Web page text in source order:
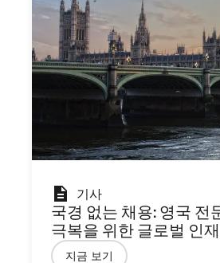
기사
국경 없는 채용: 영국 전
극복을 위한 글로벌 인
지금 보기